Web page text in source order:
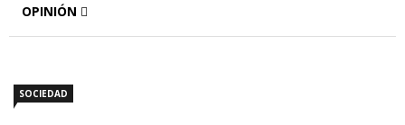
OPINIÓN
SOCIEDAD